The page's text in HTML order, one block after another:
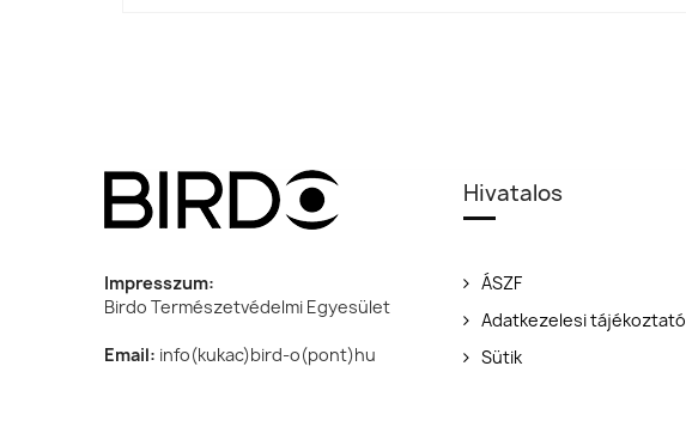
Impresszum:
Birdo Természetvédelmi Egyesület
Email: info(kukac)bird-o(pont)hu
Hivatalos
ÁSZF
Adatkezelesi tájékoztató
Sütik